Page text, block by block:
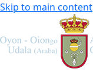
Skip to main content